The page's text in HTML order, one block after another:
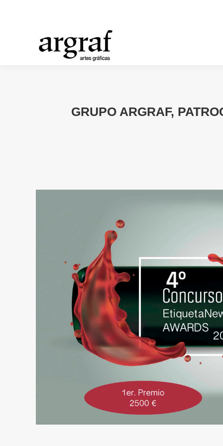
GRUPO ARGRAF,